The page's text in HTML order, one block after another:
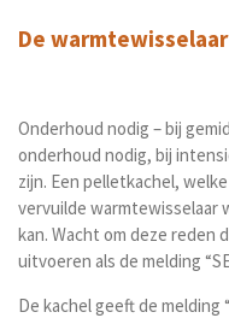
De
Onderhoud nodig – bij
onderhoud nodig, bij
zijn. Een pelletkachel,
vervuilde warmtewisselaar
kan. Wacht om deze reden
uitvoeren als de melding
De kachel geeft de melding